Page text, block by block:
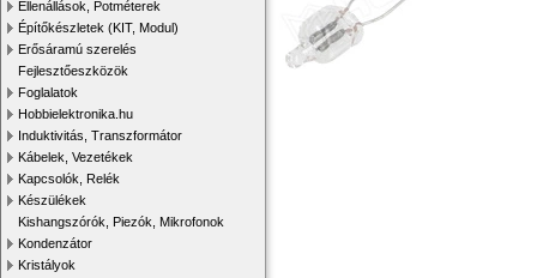
Ellenállások, Potméterek
Építőkészletek (KIT, Modul)
Erősáramú szerelés
Fejlesztőeszközök
Foglalatok
Hobbielektronika.hu
Induktivitás, Transzformátor
Kábelek, Vezetékek
Kapcsolók, Relék
Készülékek
Kishangszórók, Piezók, Mikrofonok
Kondenzátor
Kristályok